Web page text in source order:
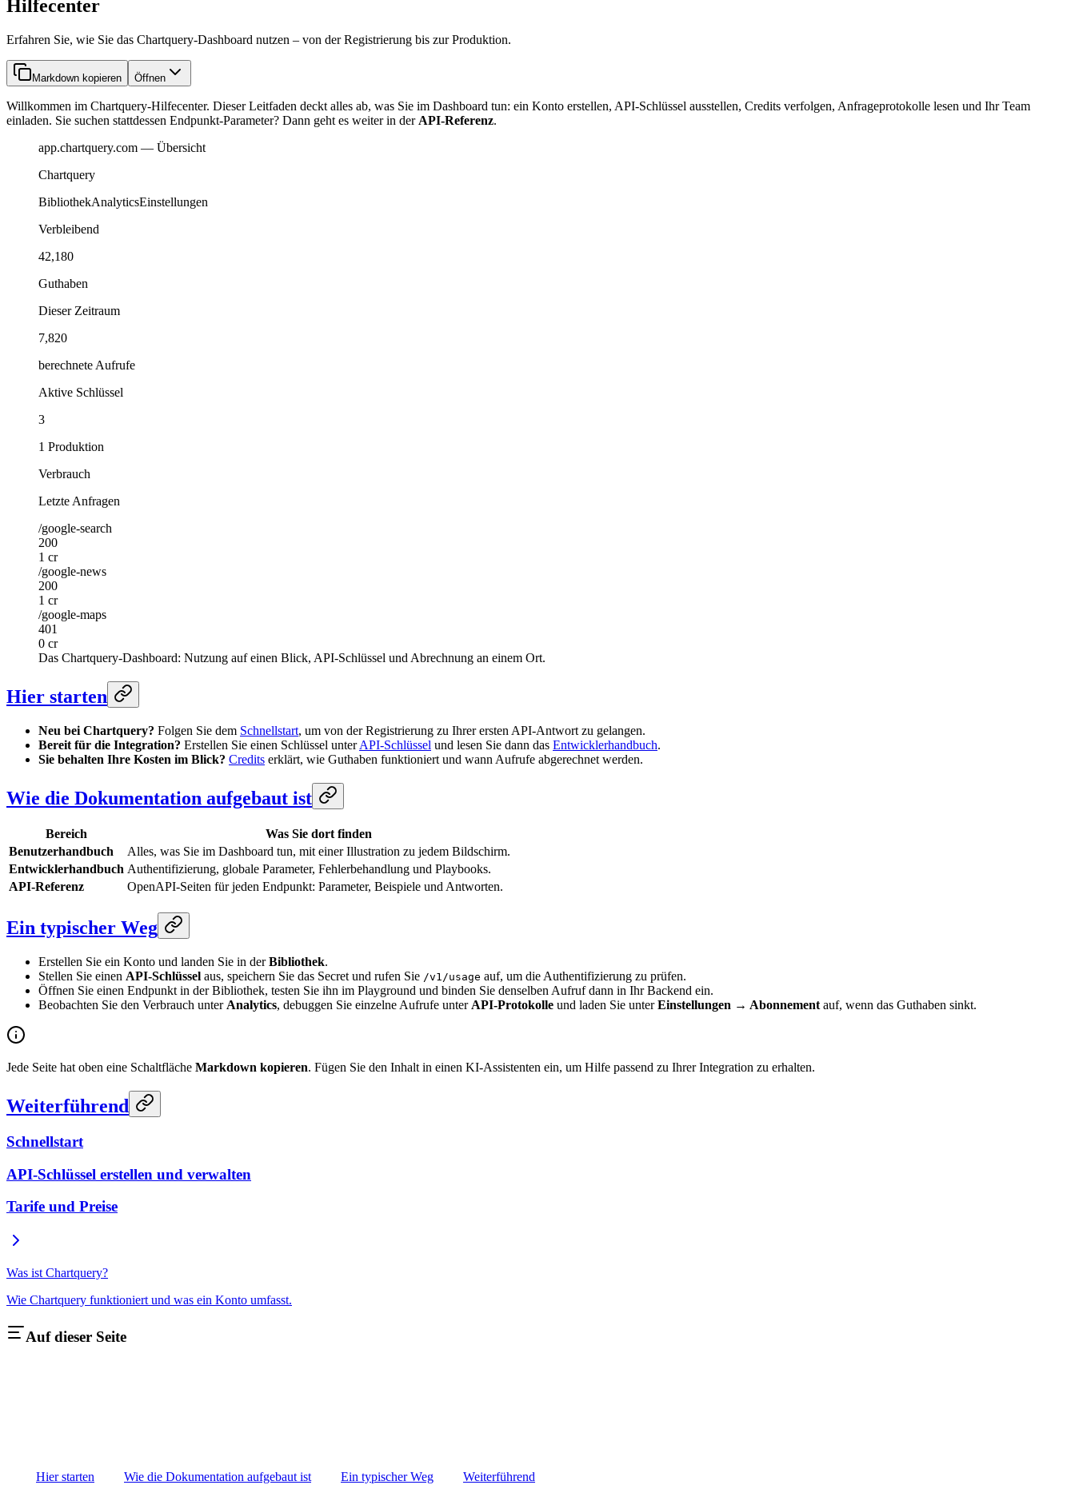
Hilfecenter
Erfahren Sie, wie Sie das Chartquery-Dashboard nutzen – von der Registrierung bis zur Produktion.
Markdown kopieren Öffnen
Willkommen im Chartquery-Hilfecenter. Dieser Leitfaden deckt alles ab, was Sie im Dashboard tun: ein Konto erstellen, API-Schlüssel ausstellen, Credits verfolgen, Anfrageprotokolle lesen und Ihr Team
einladen. Sie suchen stattdessen Endpunkt-Parameter? Dann geht es weiter in der API-Referenz.
app.chartquery.com — Übersicht
Chartquery
BibliothekAnalyticsEinstellungen
Verbleibend
42,180
Guthaben
Dieser Zeitraum
7,820
berechnete Aufrufe
Aktive Schlüssel
3
1 Produktion
Verbrauch
Letzte Anfragen
/google-search
200
1 cr
/google-news
200
1 cr
/google-maps
401
0 cr
Das Chartquery-Dashboard: Nutzung auf einen Blick, API-Schlüssel und Abrechnung an einem Ort.
Hier starten
Neu bei Chartquery? Folgen Sie dem Schnellstart, um von der Registrierung zu Ihrer ersten API-Antwort zu gelangen.
Bereit für die Integration? Erstellen Sie einen Schlüssel unterAPI-Schlüssel und lesen Sie dann das Entwicklerhandbuch.
Sie behalten Ihre Kosten im Blick? Credits erklärt, wie Guthaben funktioniert und wann Aufrufe abgerechnet werden.
Wie die Dokumentation aufgebaut ist
Bereich
Was Sie dort finden
Benutzerhandbuch
Alles, was Sie im Dashboard tun, mit einer Illustration zu jedem Bildschirm.
Entwicklerhandbuch Authentifizierung, globale Parameter, Fehlerbehandlung und Playbooks.
API-Referenz
OpenAPI-Seiten für jeden Endpunkt: Parameter, Beispiele und Antworten.
Ein typischer Weg
Erstellen Sie ein Konto und landen Sie in derBibliothek.
Stellen Sie einen API-Schlüssel aus, speichern Sie das Secret und rufen Sie /v1/usage auf, um die Authentifizierung zu prüfen.
Öffnen Sie einen Endpunkt in der Bibliothek, testen Sie ihn im Playground und binden Sie denselben Aufruf dann in Ihr Backend ein.
Beobachten Sie den Verbrauch unter Analytics, debuggen Sie einzelne Aufrufe unter API-Protokolle und laden Sie unterEinstellungen → Abonnement auf, wenn das Guthaben sinkt.
Jede Seite hat oben eine Schaltfläche Markdown kopieren. Fügen Sie den Inhalt in einen KI-Assistenten ein, um Hilfe passend zu Ihrer Integration zu erhalten.
Weiterführend
Schnellstart
API-Schlüssel erstellen und verwalten
Tarife und Preise
Was ist Chartquery?
Wie Chartquery funktioniert und was ein Konto umfasst.
Auf dieser Seite
Hier starten Wie die Dokumentation aufgebaut ist Ein typischer Weg Weiterführend